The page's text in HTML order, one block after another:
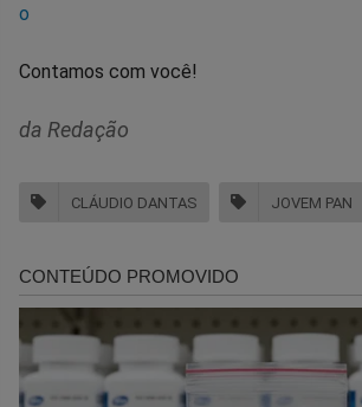
o
Contamos com você!
da Redação
CLÁUDIO DANTAS JOVEM PAN